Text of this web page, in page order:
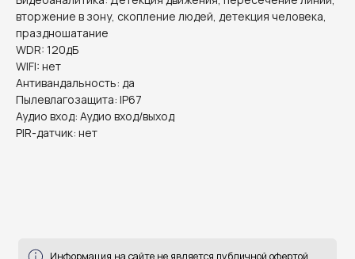
вторжение в зону, скопление людей, детекция человека,
праздношатание
WDR: 120дБ
WIFI: нет
Антивандальность: да
Пылевлагозащита: IP67
Аудио вход: Аудио вход/выход
PIR-датчик: нет
Информация на сайте не является публичной офертой.